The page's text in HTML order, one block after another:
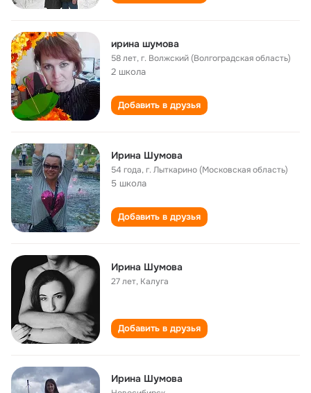
ирина шумова
58 лет,г. Волжский (Волгоградская область)
2 школа
Добавить в друзья
Ирина Шумова
54 года,г. Лыткарино (Московская область)
5 школа
Добавить в друзья
Ирина Шумова
27 лет, Калуга
Добавить в друзья
Ирина Шумова